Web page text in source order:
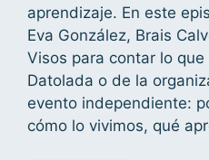
aprendizaje. En este
Eva González, Brais
Visos para contar lo
Datolada o de la
evento independiente:
cómo lo vivimos, qué